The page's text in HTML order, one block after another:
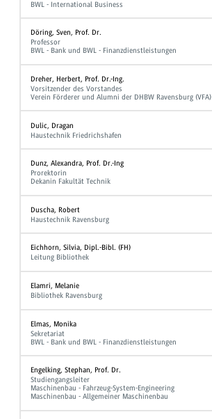
BWL - International Business
Döring, Sven, Prof. Dr.
Professor
BWL - Bank und BWL - Finanzdienstleistungen
Dreher, Herbert, Prof. Dr.-Ing.
Vorsitzender des Vorstandes
Verein Förderer und Alumni der DHBW Ravensburg (VFA)
Dulic, Dragan
Haustechnik Friedrichshafen
Dunz, Alexandra, Prof. Dr.-Ing
Prorektorin
Dekanin Fakultät Technik
Duscha, Robert
Haustechnik Ravensburg
Eichhorn, Silvia, Dipl.-Bibl. (FH)
Leitung Bibliothek
Elamri, Melanie
Bibliothek Ravensburg
Elmas, Monika
Sekretariat
BWL - Bank und BWL - Finanzdienstleistungen
Engelking, Stephan, Prof. Dr.
Studiengangsleiter
Maschinenbau - Fahrzeug-System-Engineering
Maschinenbau - Allgemeiner Maschinenbau